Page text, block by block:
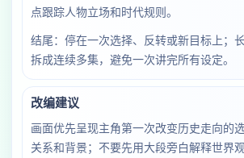
点跟踪人物立场和时代规则。
结尾：停在一次选择、反转或新目标上；
拆成连续多集，避免一次讲完所有设定。
改编建议
画面优先呈现主角第一次改变历史走向的
关系和背景；不要先用大段旁白解释世界观